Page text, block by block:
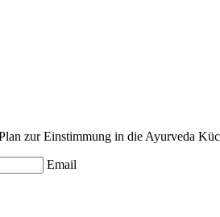
zur Einstimmung in die Ayurveda
Email